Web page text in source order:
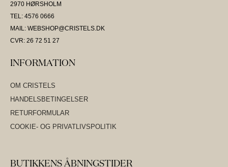
2970 HØRSHOLM
TEL: 4576 0666
MAIL: WEBSHOP@CRISTELS.DK
CVR: 26 72 51 27
INFORMATION
OM CRISTELS
HANDELSBETINGELSER
RETURFORMULAR
COOKIE- OG PRIVATLIVSPOLITIK
BUTIKKENS ÅBNINGSTIDER